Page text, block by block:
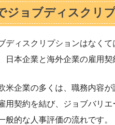
ジョブディスクリ
ディスクリプションはなく
日本企業と海外企業の雇用契
米企業の多くは、職務内容
用契約を結び、ジョブバリ
般的な人事評価の流れです。